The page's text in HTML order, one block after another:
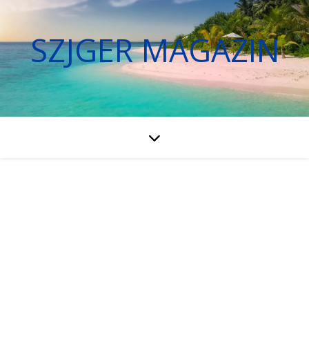
SZJGER MAGAZIN